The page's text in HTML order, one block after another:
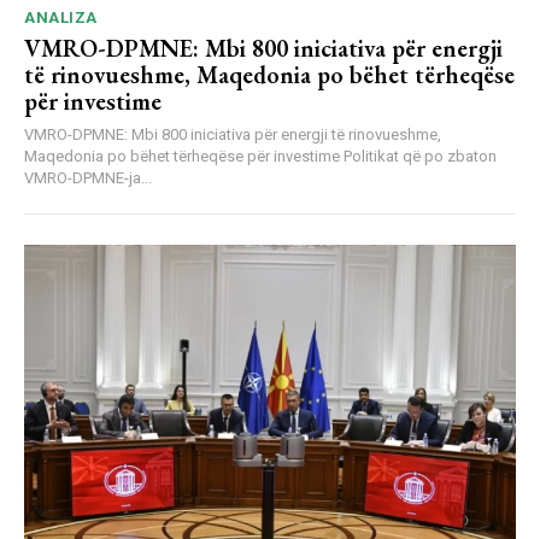
ANALIZA
VMRO-DPMNE: Mbi 800 iniciativa për energji
të rinovueshme, Maqedonia po bëhet tërheqëse
për investime
VMRO-DPMNE: Mbi 800 iniciativa për energji të rinovueshme,
Maqedonia po bëhet tërheqëse për investime Politikat që po zbaton
VMRO-DPMNE-ja...